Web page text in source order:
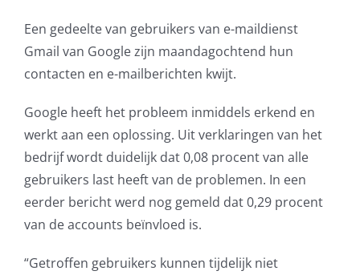
Cloud Computing
VOIP
Microsoft NCE
AVG
Office365
Glasvezelverbindingen
Een gedeelte van gebruikers van e-maildienst
Gmail van Google zijn maandagochtend hun
contacten en e-mailberichten kwijt.
Google heeft het probleem inmiddels erkend en
werkt aan een oplossing. Uit verklaringen van het
bedrijf wordt duidelijk dat 0,08 procent van alle
gebruikers last heeft van de problemen. In een
eerder bericht werd nog gemeld dat 0,29 procent
van de accounts beïnvloed is.
“Getroffen gebruikers kunnen tijdelijk niet